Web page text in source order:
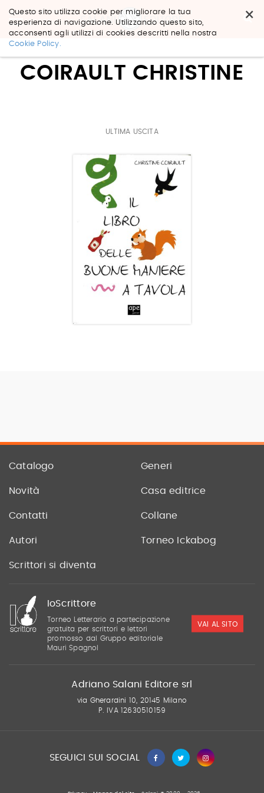
×
Questo sito utilizza cookie per migliorare la tua
esperienza di navigazione. Utilizzando questo sito,
acconsenti agli utilizzi di cookies descritti nella nostra
Cookie Policy.
Salta
SaltaCOIRAULT CHRISTINE
ULTIMA USCITA
Catalogo Generi
Novità Casa editrice
Contatti Collane
Autori Torneo Ickabog
Scrittori si diventa
IoScrittore
Torneo Letterario a partecipazione
gratuita per scrittori e lettori
promosso dal Gruppo editoriale
Mauri Spagnol
VAI AL SITO
Adriano Salani Editore srl
via Gherardini 10, 20145 Milano
P. IVA 12630510159
SEGUICI SUI SOCIAL